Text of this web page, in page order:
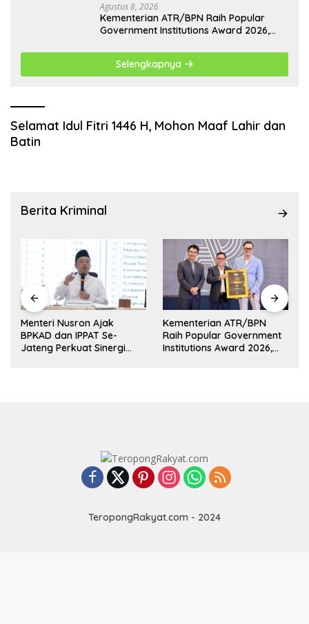
Agustus 8, 2026
Kementerian ATR/BPN Raih Popular
Government Institutions Award 2026,
Selengkapnya
Selamat Idul Fitri 1446 H, Mohon Maaf Lahir dan
Batin
Berita Kriminal
Menteri Nusron Ajak
BPKAD dan IPPAT Se-
Jateng Perkuat Sinergi
Kementerian ATR/BPN
Raih Popular Government
Institutions Award 2026,
TeropongRakyat.com - 2024